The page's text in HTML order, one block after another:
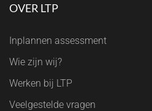
OVER LTP
Inplannen assessment
Wie zijn wij?
Werken bij LTP
Veelgestelde vragen